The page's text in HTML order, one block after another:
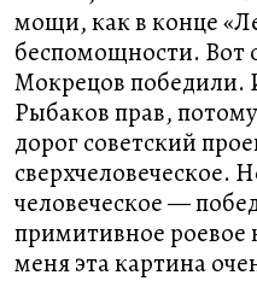
мощи, как в конце
беспомощности. Вот
Мокрецов победили.
Рыбаков прав,
дорог советский
сверхчеловеческое.
человеческое —
примитивное роевое
меня эта картина